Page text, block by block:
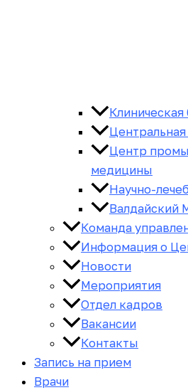
Центр
медицины
Научно-
Валдайский
Команда
Информация о
Новости
Мероприятия
Отдел кадров
Вакансии
Контакты
Запись на прием
Врачи